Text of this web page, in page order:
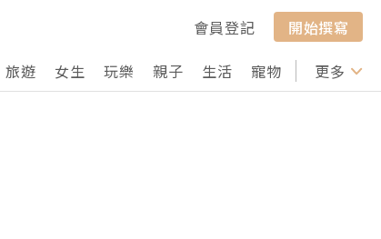
會員登記
開始撰寫
旅遊 女生 玩樂 親子 生活 寵物 行山 打卡
更多